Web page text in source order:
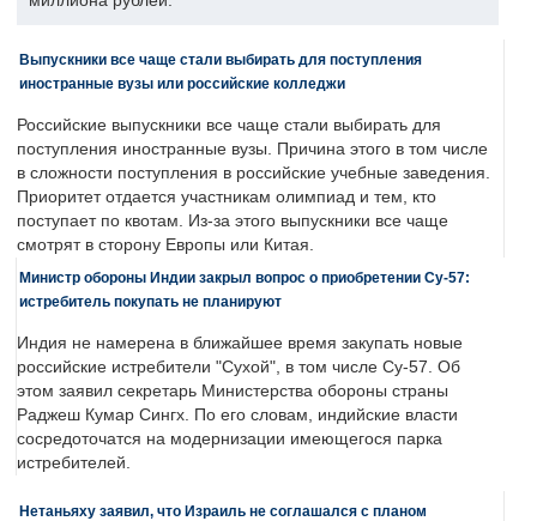
Выпускники все чаще стали выбирать для поступления
иностранные вузы или российские колледжи
Российские выпускники все чаще стали выбирать для
поступления иностранные вузы. Причина этого в том числе
в сложности поступления в российские учебные заведения.
Приоритет отдается участникам олимпиад и тем, кто
поступает по квотам. Из-за этого выпускники все чаще
смотрят в сторону Европы или Китая.
Министр обороны Индии закрыл вопрос о приобретении Су-57:
истребитель покупать не планируют
Индия не намерена в ближайшее время закупать новые
российские истребители "Сухой", в том числе Су-57. Об
этом заявил секретарь Министерства обороны страны
Раджеш Кумар Сингх. По его словам, индийские власти
сосредоточатся на модернизации имеющегося парка
истребителей.
Нетаньяху заявил, что Израиль не соглашался с планом